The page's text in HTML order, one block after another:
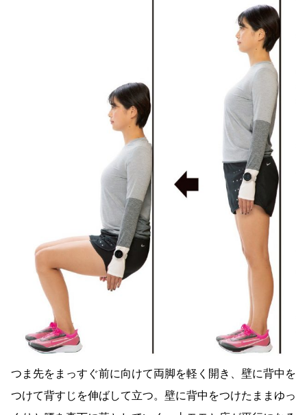
つま先をまっすぐ前に向けて両脚を軽く開き、壁に背中を
つけて背すじを伸ばして立つ。壁に背中をつけたままゆっ